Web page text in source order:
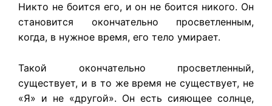
Никто не боится его, и он не боится никого. Он
становится окончательно просветленным,
когда, в нужное время, его тело умирает.
Такой окончательно просветленный,
существует, и в то же время не существует, не
«Я» и не «другой». Он есть сияющее солнце,